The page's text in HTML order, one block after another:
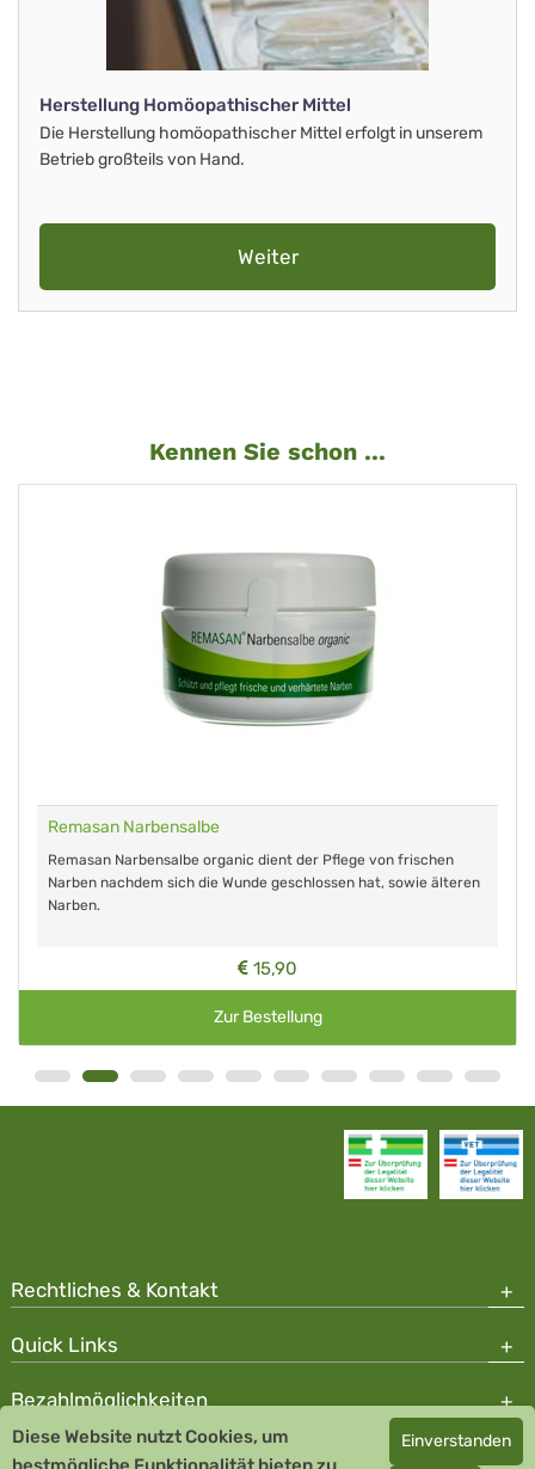
Herstellung Homöopathischer Mittel
Die Herstellung homöopathischer Mittel erfolgt in unserem
Betrieb großteils von Hand.
Weiter
Kennen Sie schon ...
Remasan Narbensalbe
Remasan Narbensalbe organic dient der Pflege von frischen
Narben nachdem sich die Wunde geschlossen hat, sowie älteren
Narben.
15,90
Zur Bestellung
Rechtliches & Kontakt
Quick Links
Bezahlmöglichkeiten
Copyright © 2026 Team Santé Salvator Apotheke - GDP zertifiziert
Diese Website nutzt Cookies, um
Einverstanden